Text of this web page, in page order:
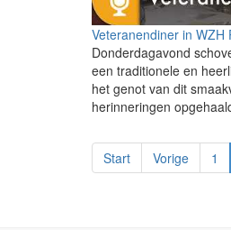
Veteranendiner in WZH
Donderdagavond
een traditionele en
het genot van dit
herinneringen
Start Vorige 1